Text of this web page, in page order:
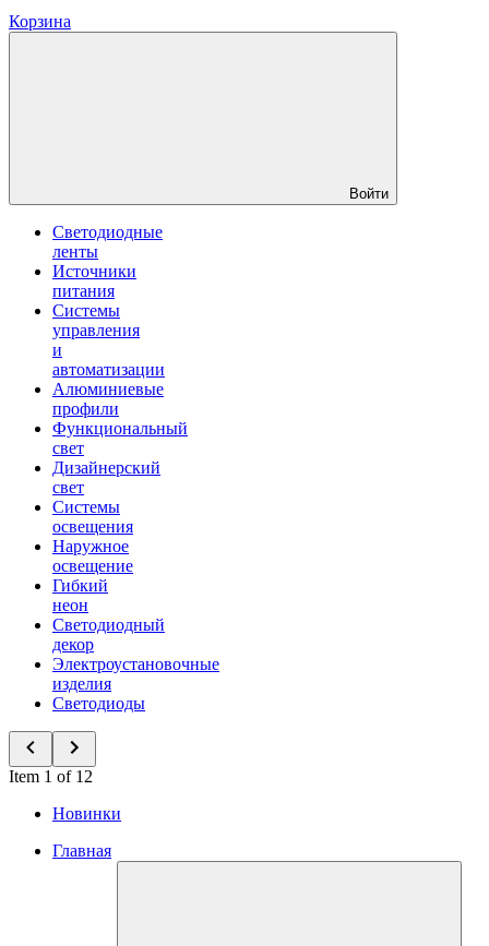
Корзина
Войти
Светодиодные
ленты
Источники
питания
Системы
управления
и
автоматизации
Алюминиевые
профили
Функциональный
свет
Дизайнерский
свет
Системы
освещения
Наружное
освещение
Гибкий
неон
Светодиодный
декор
Электроустановочные
изделия
Светодиоды
Item 1 of 12
Новинки
Главная